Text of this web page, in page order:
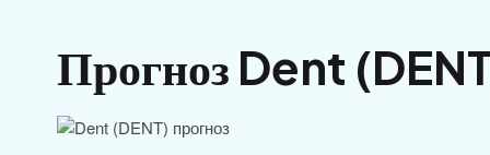
Прогноз Dent